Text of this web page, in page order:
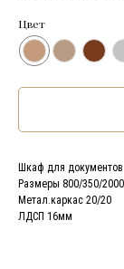
Цвет
Шкаф для документов
Размеры 800/350/2000
Метал.каркас 20/20
ЛДСП 16мм